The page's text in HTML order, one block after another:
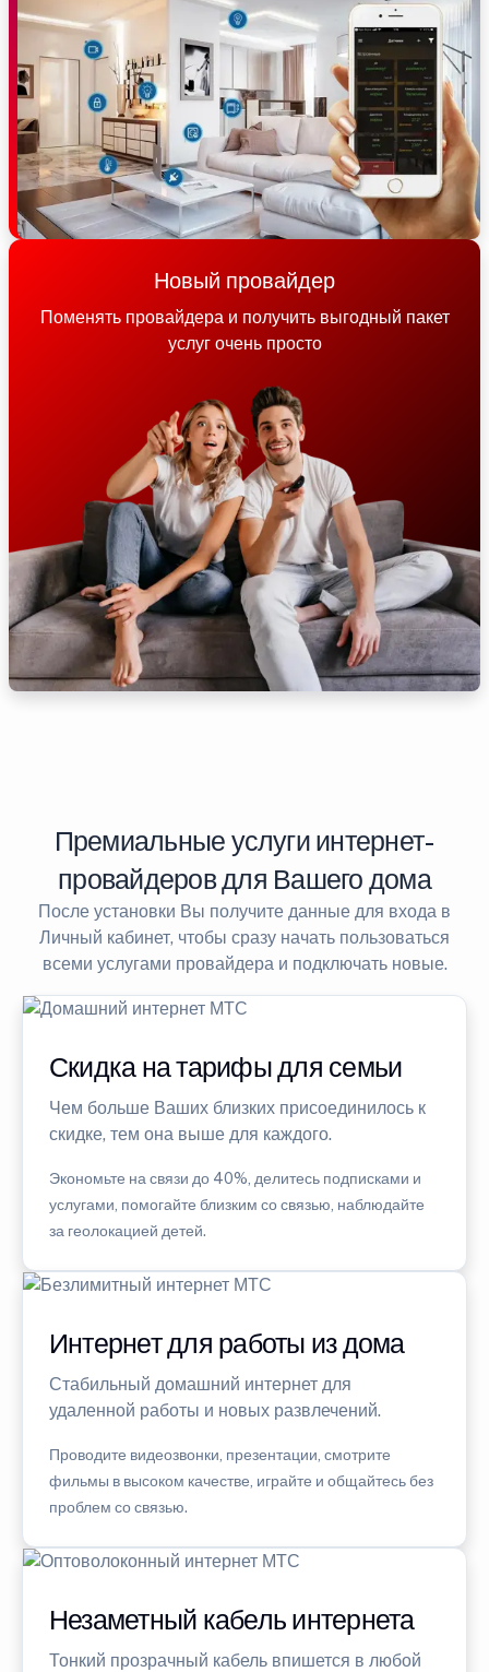
Новый провайдер
Поменять провайдера и получить выгодный пакет
услуг очень просто
Премиальные услуги интернет-
провайдеров для Вашего дома
После установки Вы получите данные для входа в
Личный кабинет, чтобы сразу начать пользоваться
всеми услугами провайдера и подключать новые.
Скидка на тарифы для семьи
Чем больше Ваших близких присоединилось к
скидке, тем она выше для каждого.
Экономьте на связи до 40%, делитесь подписками и
услугами, помогайте близким со связью, наблюдайте
за геолокацией детей.
Интернет для работы из дома
Стабильный домашний интернет для
удаленной работы и новых развлечений.
Проводите видеозвонки, презентации, смотрите
фильмы в высоком качестве, играйте и общайтесь без
проблем со связью.
Незаметный кабель интернета
Тонкий прозрачный кабель впишется в любой